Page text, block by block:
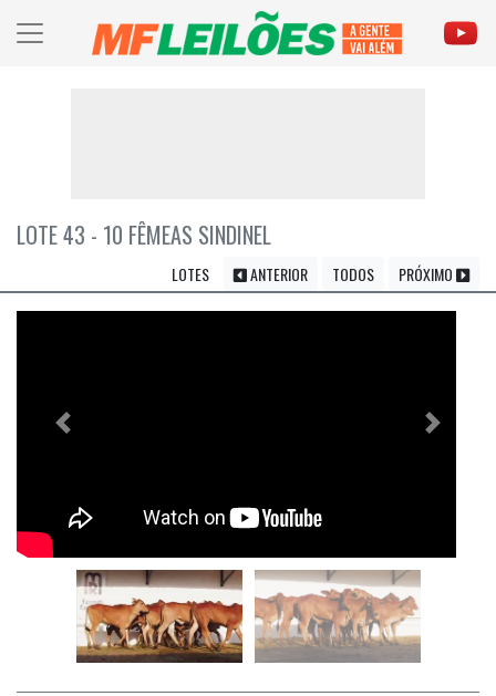
LOTE 43 - 10 FÊMEAS SINDINEL
LOTES ANTERIOR TODOS PRÓXIMO
Previous Próximo